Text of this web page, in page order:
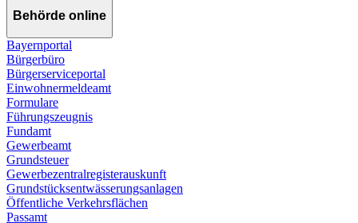
Behörde online
Bayernportal
Bürgerbüro
Bürgerserviceportal
Einwohnermeldeamt
Formulare
Führungszeugnis
Fundamt
Gewerbeamt
Grundsteuer
Gewerbezentralregisterauskunft
Grundstücksentwässerungsanlagen
Öffentliche Verkehrsflächen
Passamt